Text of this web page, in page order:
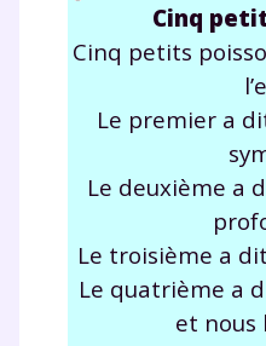
Cinq
Cinq petits
Le premier a
Le deuxième a
Le troisième a
Le quatrième a
et nous
Envie de
et de
année